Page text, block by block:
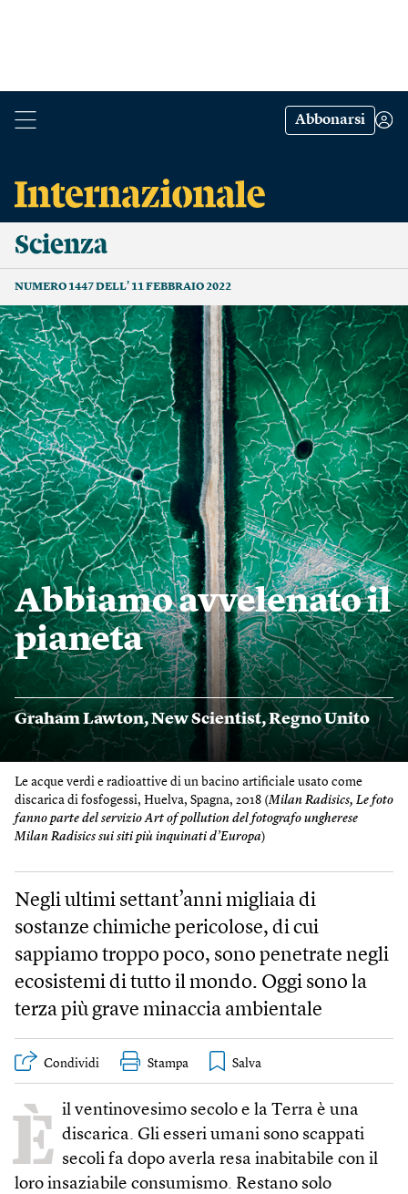
Abbonarsi
Scienza
NUMERO 1447 DELL’ 11 FEBBRAIO 2022
Le acque verdi e radioattive di un bacino artificiale usato come
discarica di fosfogessi, Huelva, Spagna, 2018 (Milan Radisics, Le foto
fanno parte del servizio Art of pollution del fotografo ungherese
Milan Radisics sui siti più inquinati d’Europa)
Abbiamo avvelenato il
pianeta
Graham Lawton,New Scientist,Regno Unito
Negli ultimi settant’anni migliaia di
sostanze chimiche pericolose, di cui
sappiamo troppo poco, sono penetrate negli
ecosistemi di tutto il mondo. Oggi sono la
terza più grave minaccia ambientale
Condividi Stampa
È il ventinovesimo secolo e la Terra è una
discarica. Gli esseri umani sono scappati
secoli fa dopo averla resa inabitabile con il
loro insaziabile consumismo. Restano solo